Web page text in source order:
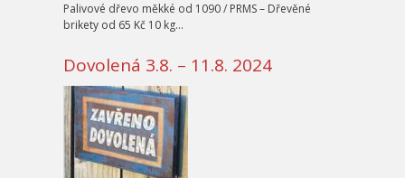
Palivové dřevo měkké od 1090 / PRMS – Dřevěné
brikety od 65 Kč 10 kg…
Dovolená 3.8. – 11.8. 2024